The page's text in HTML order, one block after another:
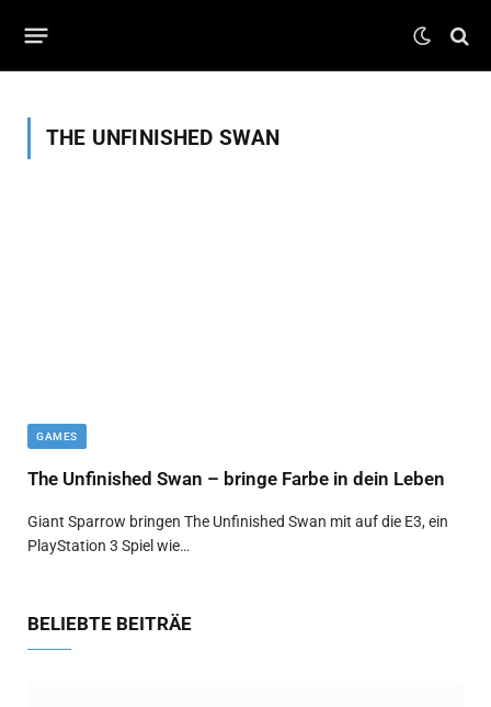
THE UNFINISHED SWAN
GAMES
The Unfinished Swan – bringe Farbe in dein Leben
Giant Sparrow bringen The Unfinished Swan mit auf die E3, ein
PlayStation 3 Spiel wie…
BELIEBTE BEITRÄE